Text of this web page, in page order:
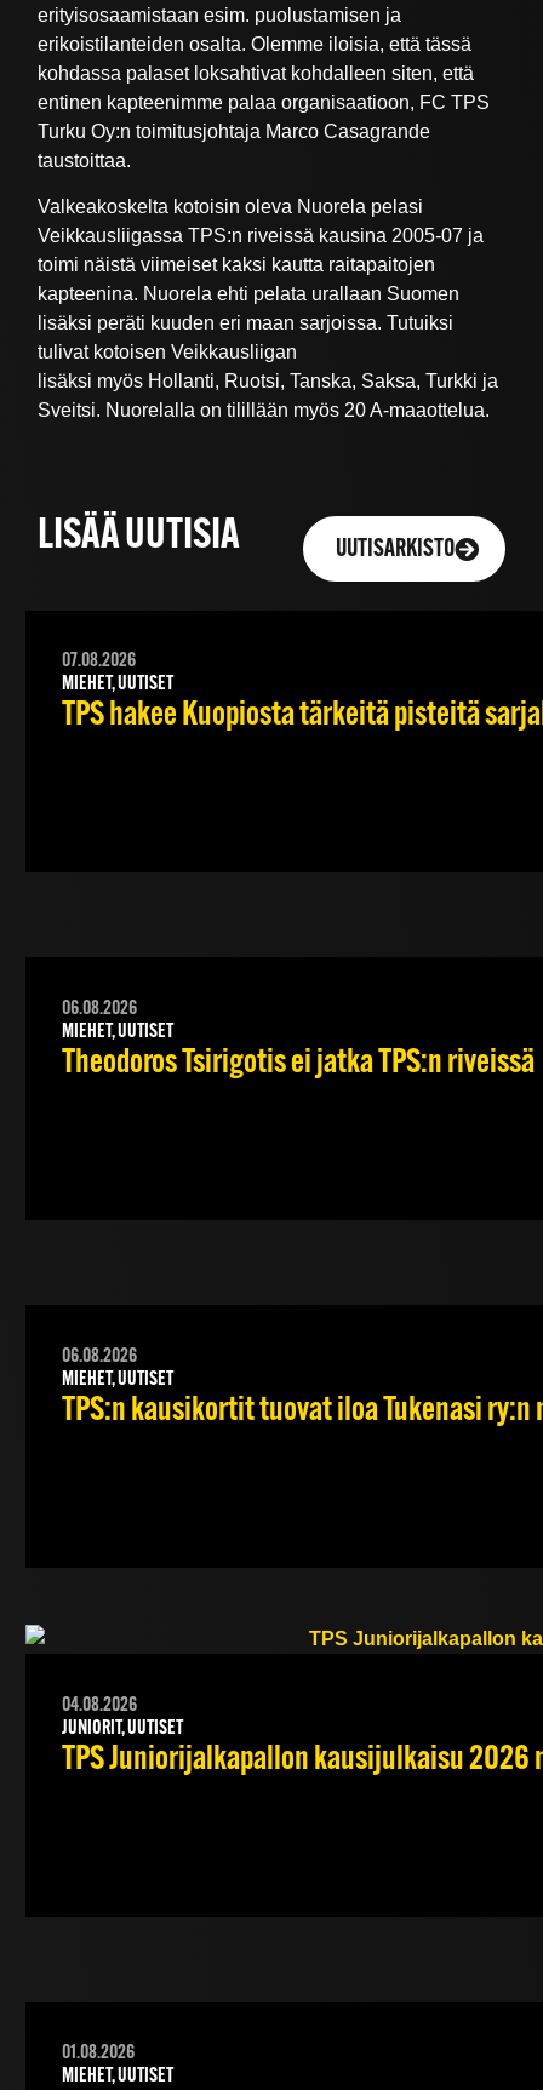
erityisosaamistaan esim. puolustamisen ja
erikoistilanteiden osalta. Olemme iloisia, että tässä
kohdassa palaset loksahtivat kohdalleen siten, että
entinen kapteenimme palaa organisaatioon, FC TPS
Turku Oy:n toimitusjohtaja Marco Casagrande
taustoittaa.
Valkeakoskelta kotoisin oleva Nuorela pelasi
Veikkausliigassa TPS:n riveissä kausina 2005-07 ja
toimi näistä viimeiset kaksi kautta raitapaitojen
kapteenina. Nuorela ehti pelata urallaan Suomen
lisäksi peräti kuuden eri maan sarjoissa. Tutuiksi
tulivat kotoisen Veikkausliigan
lisäksi myös Hollanti, Ruotsi, Tanska, Saksa, Turkki ja
Sveitsi. Nuorelalla on tilillään myös 20 A-maaottelua.
LISÄÄ UUTISIA UUTISARKISTO
07.08.2026
MIEHET, UUTISET
TPS hakee Kuopiosta tärkeitä pisteitä
06.08.2026
MIEHET, UUTISET
Theodoros Tsirigotis ei jatka TPS:n riveissä
06.08.2026
MIEHET, UUTISET
TPS:n kausikortit tuovat iloa Tukenasi
04.08.2026
JUNIORIT, UUTISET
TPS Juniorijalkapallon kausijulkaisu 2026
01.08.2026
MIEHET, UUTISET